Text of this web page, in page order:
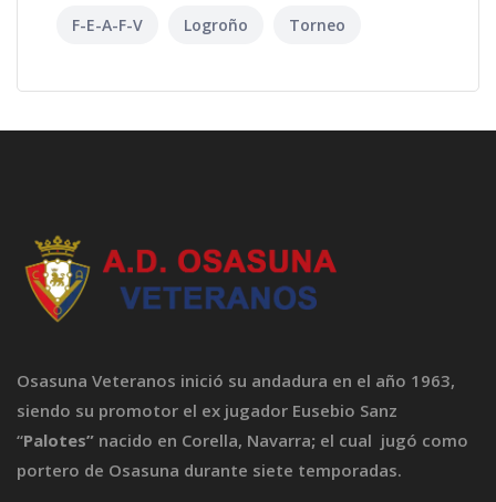
F-E-A-F-V Logroño Torneo
Osasuna Veteranos inició su andadura en el año 1963,
siendo su promotor el ex jugador Eusebio Sanz
“Palotes” nacido en Corella, Navarra; el cual jugó como
portero de Osasuna durante siete temporadas.